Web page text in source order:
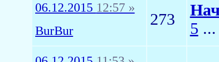
06.12.2015 12:57 »
BurBur
273
5